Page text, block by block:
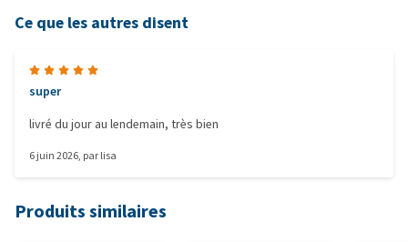
Ce que les autres disent
super
livré du jour au lendemain, très bien
6 juin 2026, parlisa
Produits similaires